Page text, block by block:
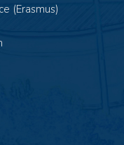
(Erasmus)